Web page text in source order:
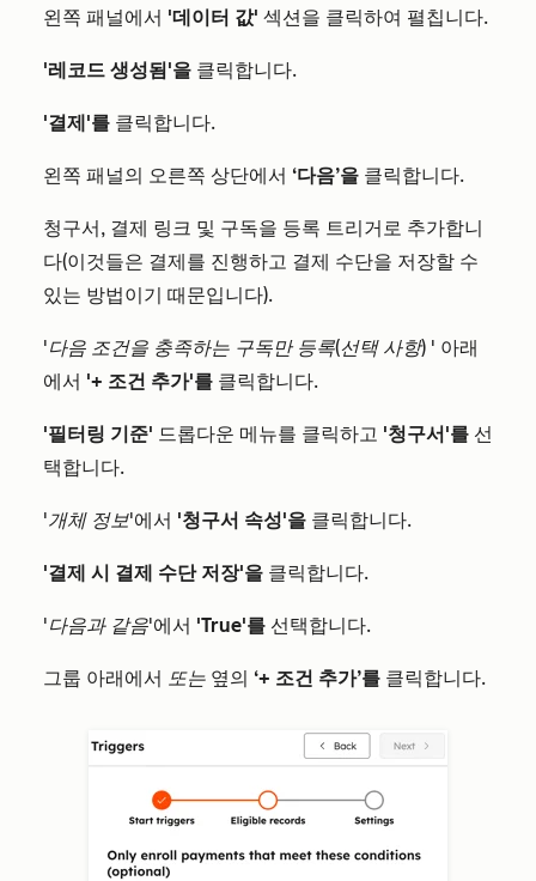
왼쪽 패널에서 '데이터 값' 섹션을 클릭하여 펼칩니다.
'레코드 생성됨'을 클릭합니다.
'결제'를 클릭합니다.
왼쪽 패널의 오른쪽 상단에서 ‘다음’을 클릭합니다.
청구서, 결제 링크 및 구독을 등록 트리거로 추가합니
다(이것들은 결제를 진행하고 결제 수단을 저장할 수
있는 방법이기 때문입니다).
'다음 조건을 충족하는 구독만 등록(선택 사항) ' 아래
에서 '+ 조건 추가'를 클릭합니다.
'필터링 기준' 드롭다운 메뉴를 클릭하고 '청구서'를 선
택합니다.
'개체 정보'에서 '청구서 속성'을 클릭합니다.
'결제 시 결제 수단 저장'을 클릭합니다.
'다음과 같음'에서 'True'를 선택합니다.
그룹 아래에서 또는 옆의 ‘+ 조건 추가’를 클릭합니다.